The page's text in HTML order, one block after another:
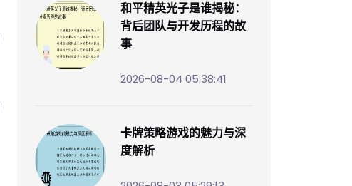
和平精英光子是谁揭秘：
背后团队与开发历程的故
事
2026-08-04 05:38:41
卡牌策略游戏的魅力与深
度解析